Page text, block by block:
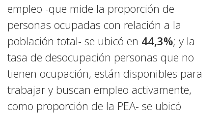
empleo -que mide la proporción de
personas ocupadas con relación a la
población total- se ubicó en 44,3%; y la
tasa de desocupación personas que no
tienen ocupación, están disponibles para
trabajar y buscan empleo activamente,
como proporción de la PEA- se ubicó